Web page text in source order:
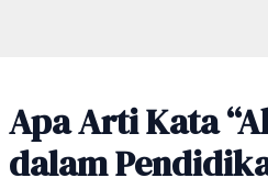
Apa Arti Kata
dalam